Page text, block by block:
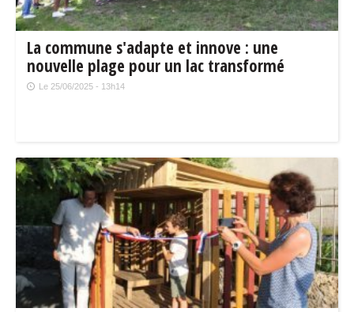
La commune s'adapte et innove : une
nouvelle plage pour un lac transformé
Le 25/06/2025 - 13h14